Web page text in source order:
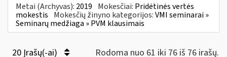
Metai (Archyvas): 2019 Mokesčiai: Pridėtinės vertės
mokestis Mokesčių žinyno kategorijos:VMI seminarai »
Seminarų medžiaga » PVM klausimais
20 Įrašų(-ai) Rodoma nuo 61 iki 76 iš 76 irašų.